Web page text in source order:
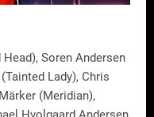
Soren Andersen
Lady), Chris
(Meridian),